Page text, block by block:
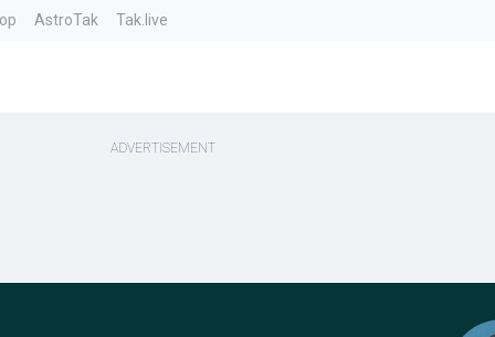
AstroTak Tak.live